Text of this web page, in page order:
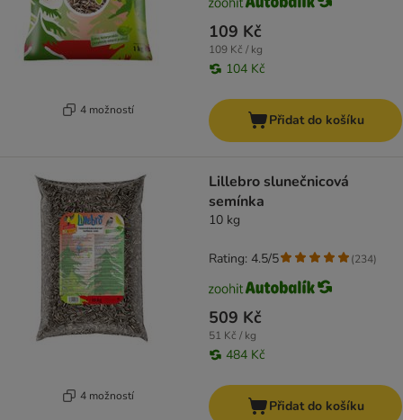
4 možností
109 Kč
109 Kč / kg
104 Kč
Přidat do košíku
4 možností
Lillebro slunečnicová
semínka
10 kg
509 Kč
51 Kč / kg
484 Kč
Rating: 4.5/5 (234)
Přidat do košíku